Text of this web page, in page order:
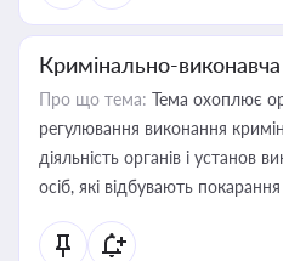
Кримінально-
Про що тема: Тема охоплює
регулювання виконання
діяльність органів і установ
осіб, які відбувають покарання